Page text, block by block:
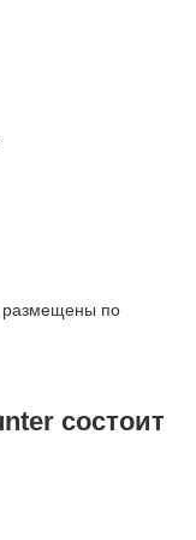
по
состоит